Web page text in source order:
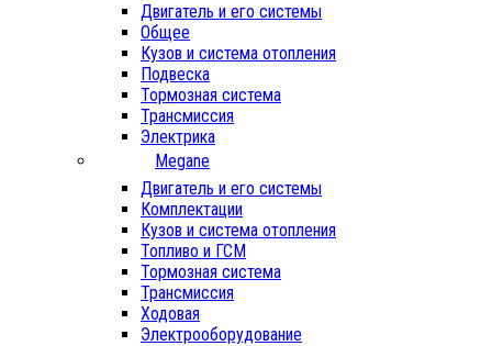
Двигатель и его системы
Общее
Кузов и система отопления
Подвеска
Тормозная система
Трансмиссия
Электрика
Megane
Двигатель и его системы
Комплектации
Кузов и система отопления
Топливо и ГСМ
Тормозная система
Трансмиссия
Ходовая
Электрооборудование